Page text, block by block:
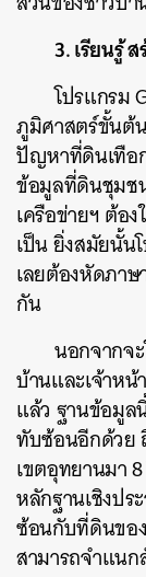
3. เรียนรู้
โปรแกรม
ภูมิศาสตร์ขั้นต้
ปัญหาที่ดินเทือก
ข้อมูลที่ดินชุมช
เครือข่ายฯ ต้อ
เป็น ยิ่งสมัยนั้น
เลยต้องหัดภา
กัน
นอกจากจ
บ้านและเจ้าห
แล้ว ฐานข้อมู
ทับซ้อนอีกด้วย
เขตอุทยานมา
หลักฐานเชิงป
ซ้อนกับที่ดินของ
สามารถจำแน